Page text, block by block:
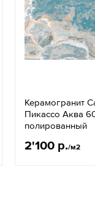
Керамогранит
Пикассо Аква
полированный
2'100 р./м2